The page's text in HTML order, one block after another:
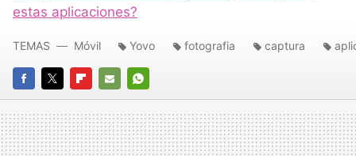
estas aplicaciones?
FACEBOOK
TWITTERFLIPBOARD
E-
MAIL
WHATSAPP
TEMAS Móvil Yovo fotografia captura